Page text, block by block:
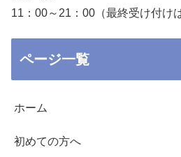
11：00～21：00（最終受け付け
ページ一覧
ホーム
初めての方へ